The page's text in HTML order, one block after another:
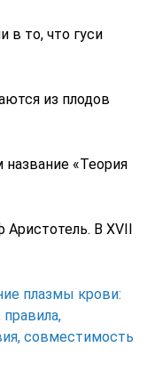
в то, что гуси
из плодов
«Теория
В XVII
плазмы крови:
правила,
совместимость